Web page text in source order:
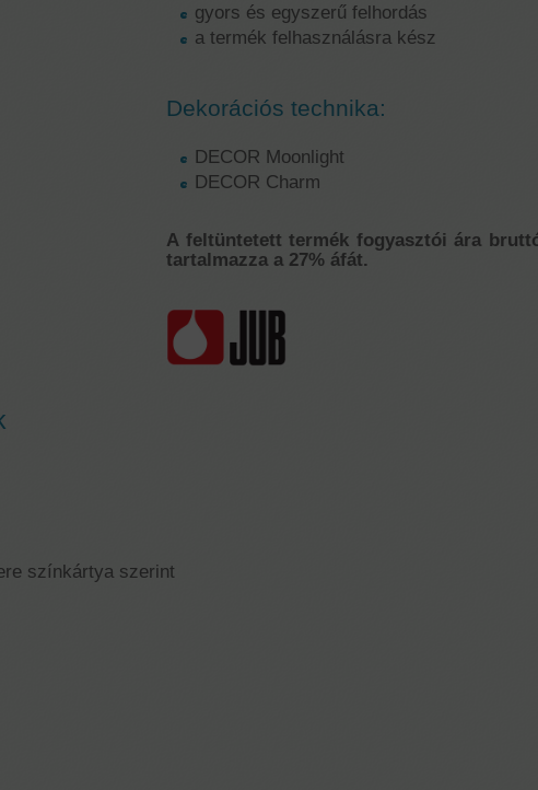
gyors és egyszerű felhordás
a termék felhasználásra kész
Dekorációs technika:
DECOR Moonlight
DECOR Charm
A feltüntetett termék fogyasztói ára
tartalmazza a 27% áfát.
színkártya szerint